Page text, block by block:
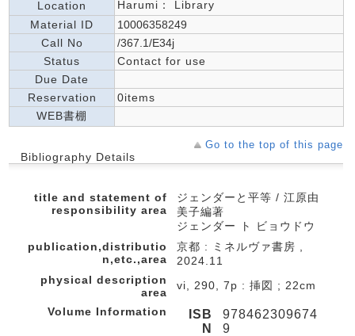
Location
Harumi： Library
Material ID
10006358249
Call No
/367.1/E34j
Status
Contact for use
Due Date
Reservation
0items
WEB書棚
Go to the top of this page
Bibliography Details
title and statement of
responsibility area
ジェンダーと平等 / 江原由
美子編著
ジェンダー ト ビョウドウ
publication,distributio
n,etc.,area
京都 : ミネルヴァ書房 ,
2024.11
physical description
area
vi, 290, 7p : 挿図 ; 22cm
Volume Information
ISB
N
978462309674
9